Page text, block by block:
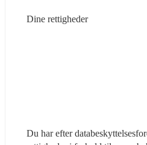
Dine rettigheder
Du har efter